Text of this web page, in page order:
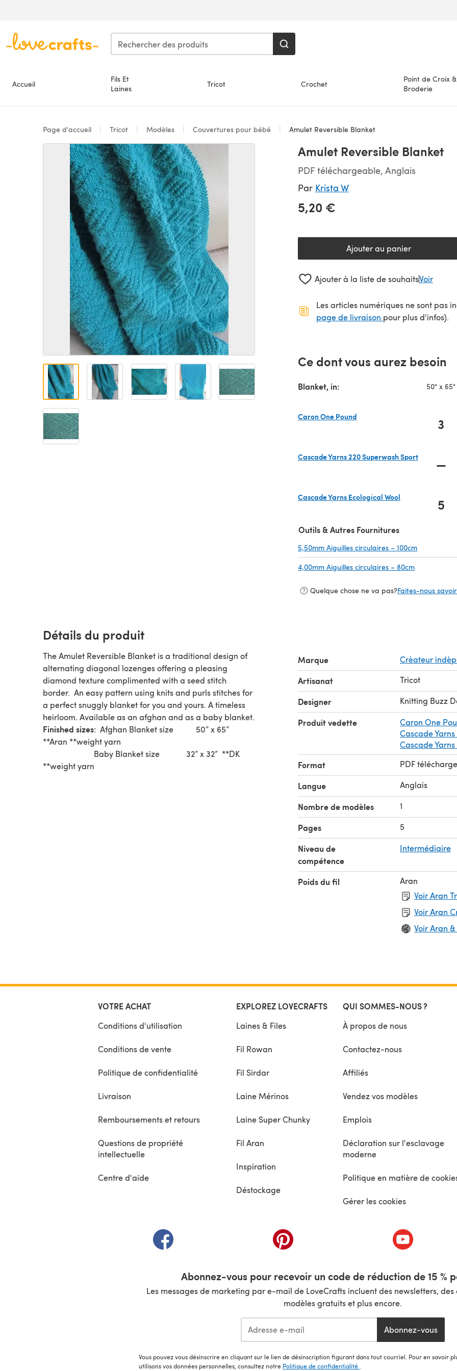
Accueil
Fils Et
Laines
Tricot Crochet
Point de Croix &
Broderie
Page d'accueil Tricot Modèles Couvertures pour bébé Amulet Reversible Blanket
Amulet Reversible Blanket
PDF téléchargeable, Anglais
Par Krista W
5,20 €
Ajouter au panier
Ajouter à la liste de souhaitsVoir
Les articles numériques ne sont pas
page de livraison (s'ouvre dans un
pour plus d'infos).
Ce dont vous aurez besoin
Blanket, in: 50" x 65"
Caron One Pound
3
Cascade Yarns 220 Superwash Sport
—
Cascade Yarns Ecological Wool
5
Outils & Autres Fournitures
5,50mm Aiguilles circulaires – 100cm
4,00mm Aiguilles circulaires – 80cm
Quelque chose ne va pas?Faites-nous
Détails du produit
The Amulet Reversible Blanket is a traditional design of
alternating diagonal lozenges offering a pleasing
diamond texture complimented with a seed stitch
border. An easy pattern using knits and purls stitches for
a perfect snuggly blanket for you and yours. A timeless
heirloom. Available as an afghan and as a baby blanket.
Finished sizes: Afghan Blanket size 50” x 65”
**Aran **weight yarn
Baby Blanket size 32” x 32” **DK
**weight yarn
Marque Crèateur
Artisanat Tricot
Designer Knitting Buzz
Produit vedette Caron One
Cascade
Cascade
Format PDF
Langue Anglais
Nombre de modèles 1
Pages 5
Niveau de
compétence
Intermédiaire
Poids du fil
Aran
Voir Aran
Voir Aran
Voir Aran
VOTRE ACHAT
Conditions d'utilisation
Conditions de vente
Politique de confidentialité
Livraison
Remboursements et retours
Questions de propriété
intellectuelle
Centre d'aide
EXPLOREZ LOVECRAFTS
Laines & Files
Fil Rowan
Fil Sirdar
Laine Mérinos
Laine Super Chunky
Fil Aran
Inspiration
Déstockage
QUI SOMMES-NOUS ?
À propos de nous
Contactez-nous
Affiliés
Vendez vos modèles
Emplois
Déclaration sur l'esclavage
moderne
Politique en matière de
Gérer les cookies
(s'ouvre dans un nouvel onglet) (s'ouvre dans un nouvel onglet) (s'ouvre dans
Abonnez-vous pour recevoir un code de réduction de 15 %
Les messages de marketing par e-mail de LoveCrafts incluent des newsletters,
modèles gratuits et plus encore.
Abonnez-vous
Vous pouvez vous désinscrire en cliquant sur le lien de désinscription figurant dans tout courriel. Pour en savoir
utilisons vos données personnelles, consultez notre Politique de confidentialité